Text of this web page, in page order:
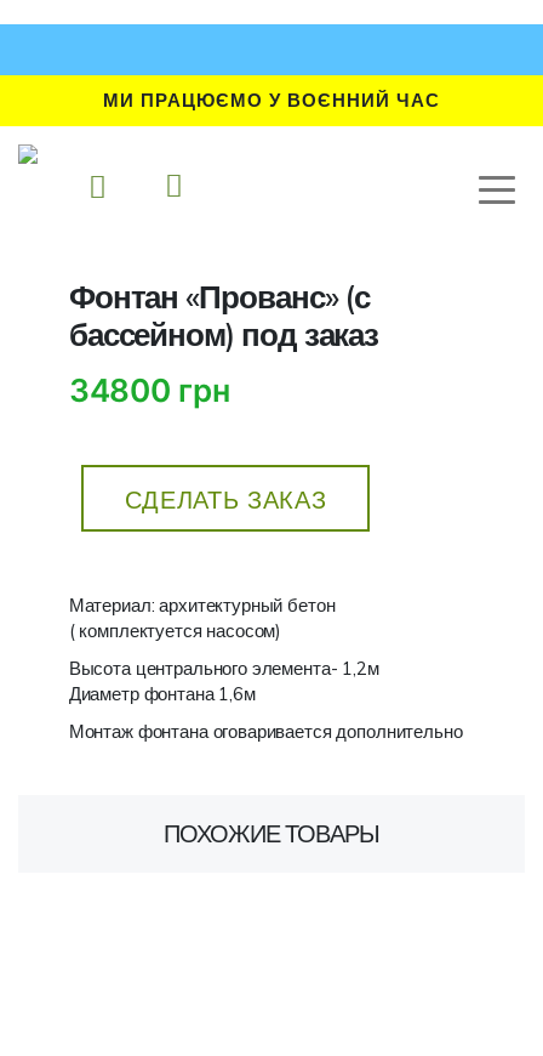
МИ ПРАЦЮЄМО У ВОЄННИЙ ЧАС
Фонтан «Прованс» (с
бассейном) под заказ
34800 грн
СДЕЛАТЬ ЗАКАЗ
Материал: архитектурный бетон
( комплектуется насосом)
Высота центрального элемента- 1,2м
Диаметр фонтана 1,6м
Монтаж фонтана оговаривается дополнительно
ПОХОЖИЕ ТОВАРЫ